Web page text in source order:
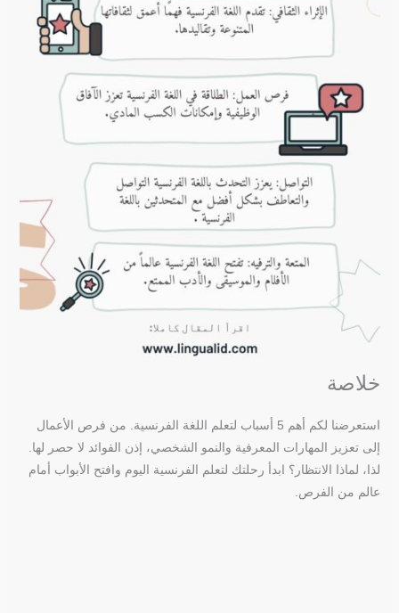
خلاصة
استعرضنا لكم أهم 5 أسباب لتعلم اللغة الفرنسية. من فرص الأعمال
إلى تعزيز المهارات المعرفية والنمو الشخصي، إذن الفوائد لا حصر لها.
لذا، لماذا الانتظار؟ ابدأ رحلتك لتعلم الفرنسية اليوم وافتح الأبواب أمام
عالم من الفرص.